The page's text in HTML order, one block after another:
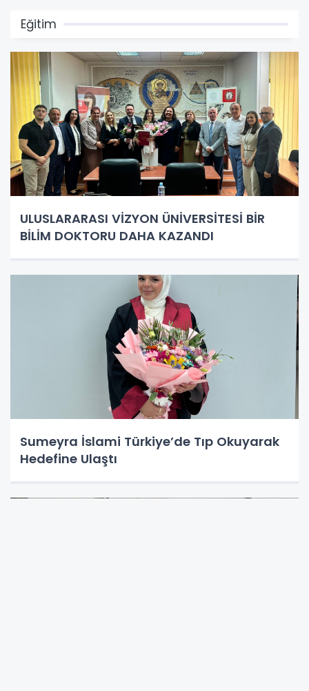
Eğitim
ULUSLARARASI VİZYON ÜNİVERSİTESİ BİR
BİLİM DOKTORU DAHA KAZANDI
Sumeyra İslami Türkiye’de Tıp Okuyarak
Hedefine Ulaştı